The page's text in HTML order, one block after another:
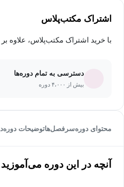
اشتراک مکتب‌پلاس
با خرید اشتراک مکتب‌پلاس، علاوه بر این دوره، به بیش از
دسترسی به تمام دوره‌ها
بیش از ۴،۰۰۰ دوره
محتوای دورهسرفصل‌هاتوضیحات دوره
آنچه در این دوره می‌آموزید